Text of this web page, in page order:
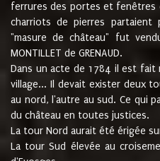
ferrures des portes et fenêtres
charriots de pierres partaient
"masure de château" fut
MONTILLET de GRENAUD.
Dans un acte de 1784 il est
village... Il devait exister deux
au nord, l'autre au sud. Ce qui
du château en toutes justices.
La tour Nord aurait été érigée
La tour Sud élevée au